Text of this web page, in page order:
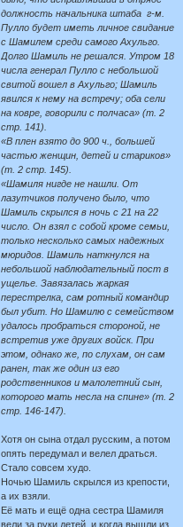
должность начальника штаба г-м.
Пулло будет иметь личное свидание
с Шамилем среди самого Ахульго.
Долго Шамиль не решался. Утром 18
числа генерал Пулло с небольшой
свитой вошел в Ахульго; Шамиль
явился к нему на встречу; оба сели
на ковре, говорили с полчаса» (т. 2
стр. 141).
«В плен взято до 900 ч., большей
частью женщин, детей и стариков»
(т. 2 стр. 145).
«Шамиля нигде не нашли. От
лазутчиков получено было, что
Шамиль скрылся в ночь с 21 на 22
число. Он взял с собой кроме семьи,
только несколько самых надежных
мюридов. Шамиль наткнулся на
небольшой наблюдательный пост в
ущелье. Завязалась жаркая
перестрелка, сам ротный командир
был убит. Но Шамилю с семейством
удалось пробраться стороной, не
встретив уже других войск. При
этом, однако же, по слухам, он сам
ранен, так же один из его
родственников и малолетний сын,
которого мать несла на спине» (т. 2
стр. 146-147).
Хотя он сына отдал русским, а потом
опять передумал и велел драться.
Стало совсем худо.
Ночью Шамиль скрылся из крепости,
а их взяли.
Её мать и ещё одна сестра Шамиля
вели за руки детей, и когда вышли из